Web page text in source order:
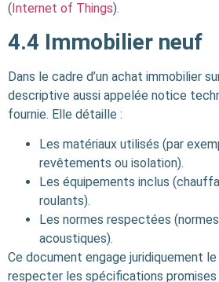
(Internet of Things).
4.4 Immobilier neuf
Dans le cadre d’un achat immobilier
descriptive aussi appelée notice
fournie. Elle détaille :
Les matériaux utilisés (par
revêtements ou isolation).
Les équipements inclus
roulants).
Les normes respectées
acoustiques).
Ce document engage juridiquement
respecter les spécifications promises